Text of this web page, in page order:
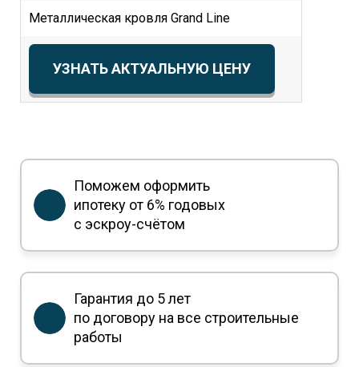
Металлическая кровля Grand Line
УЗНАТЬ АКТУАЛЬНУЮ ЦЕНУ
Поможем оформить
ипотеку от 6% годовых
с эскроу-счётом
Гарантия до 5 лет
по договору на все строительные
работы